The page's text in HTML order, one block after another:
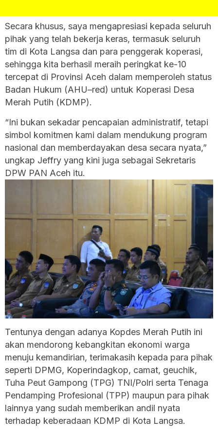
Secara khusus, saya mengapresiasi kepada seluruh
pihak yang telah bekerja keras, termasuk seluruh
tim di Kota Langsa dan para penggerak koperasi,
sehingga kita berhasil meraih peringkat ke-10
tercepat di Provinsi Aceh dalam memperoleh status
Badan Hukum (AHU–red) untuk Koperasi Desa
Merah Putih (KDMP).
“Ini bukan sekadar pencapaian administratif, tetapi
simbol komitmen kami dalam mendukung program
nasional dan memberdayakan desa secara nyata,”
ungkap Jeffry yang kini juga sebagai Sekretaris
DPW PAN Aceh itu.
Tentunya dengan adanya Kopdes Merah Putih ini
akan mendorong kebangkitan ekonomi warga
menuju kemandirian, terimakasih kepada para pihak
seperti DPMG, Koperindagkop, camat, geuchik,
Tuha Peut Gampong (TPG) TNI/Polri serta Tenaga
Pendamping Profesional (TPP) maupun para pihak
lainnya yang sudah memberikan andil nyata
terhadap keberadaan KDMP di Kota Langsa.